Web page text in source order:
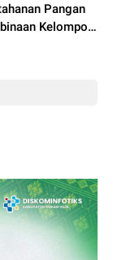
Pangan
Kelompok
Maju